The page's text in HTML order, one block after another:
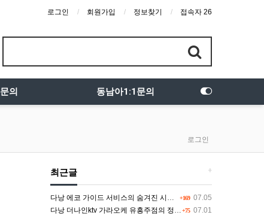
로그인 회원가입 정보찾기 접속자 26
의 동남아1:1문의
로그인
+
최근글
+169 07.05
다낭 에코 가이드 서비스의 숨겨진 시스템과 다채로운 인력 풀의 진실
+75 07.01
다낭 더나인ktv 가라오케 유흥주점의 정석을 찾고 있다면 여기